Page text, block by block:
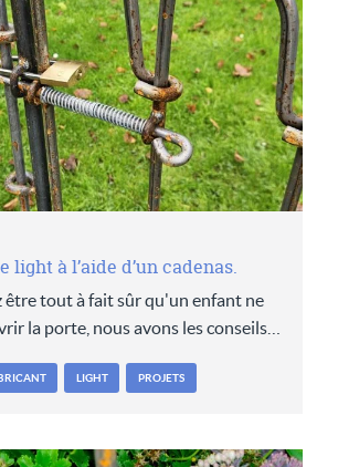
light à l’aide d’un cadenas.
être tout à fait sûr qu'un enfant ne
la porte, nous avons les conseils…
LIGHT PROJETS